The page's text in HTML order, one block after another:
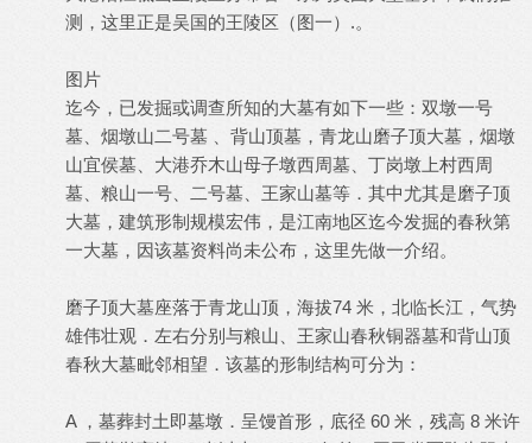
测，这里正是吴国的王陵区（图一）.。
图片
迄今，已发掘或调查所知的大墓有如下一些：双墩一号
墓、烟墩山二号墓 、背山顶墓，青龙山磨子顶大墓，烟墩
山宜侯墓、大港乔木山母子墩西周墓、丁岗墩上村西周
墓、粮山一号、二号墓、王家山墓等．其中尤其是磨子顶
大墓，建筑形制规模宏伟，是江南地区迄今发掘的春秋第
一大墓，因该墓资料尚未公布，这里先做一介绍。
磨子顶大墓座落于青龙山顶，海拔74 米，北临长江，气势
雄伟壮观．左右分别与粮山、王家山春秋铜器墓和背山顶
春秋大墓毗邻相望．该墓的形制结构可分为：
A ，墓葬封土即墓墩．呈馒首形，底径 60 米，残高 8 米许